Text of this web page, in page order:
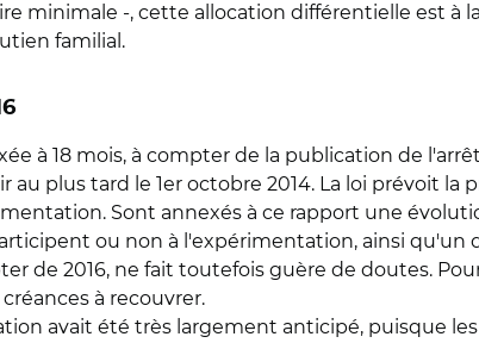
minimale -, cette allocation différentielle est à
familial.
à 18 mois, à compter de la publication de
plus tard le 1er octobre 2014. La loi prévoit
Sont annexés à ce rapport une
ou non à l'expérimentation, ainsi qu'un
de 2016, ne fait toutefois guère de doutes.
à recouvrer.
avait été très largement anticipé, puisque